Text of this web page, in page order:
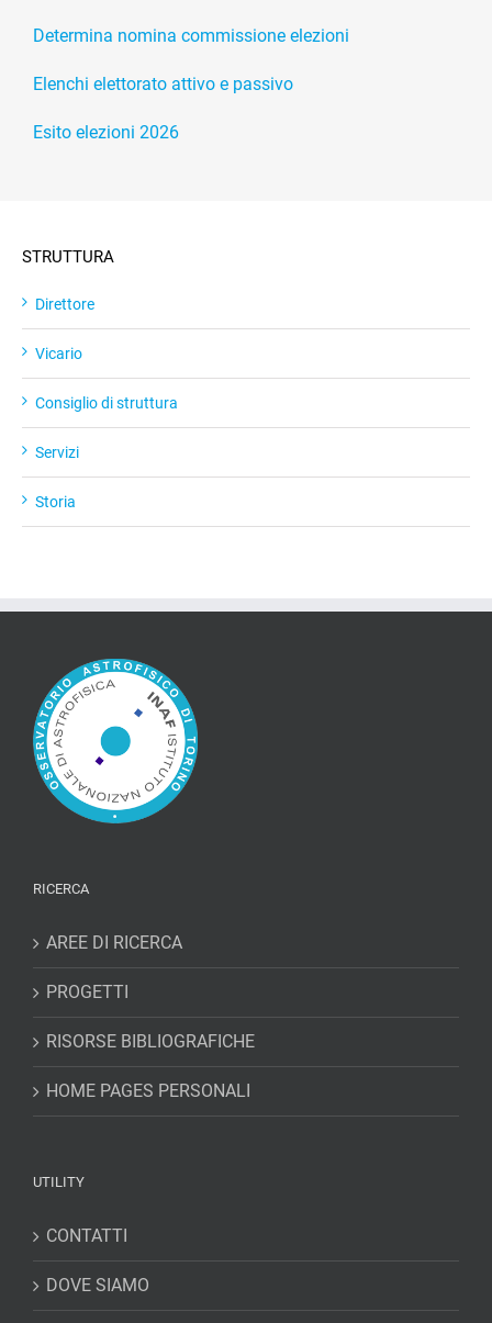
Determina nomina commissione elezioni
Elenchi elettorato attivo e passivo
Esito elezioni 2026
STRUTTURA
Direttore
Vicario
Consiglio di struttura
Servizi
Storia
RICERCA
AREE DI RICERCA
PROGETTI
RISORSE BIBLIOGRAFICHE
HOME PAGES PERSONALI
UTILITY
CONTATTI
DOVE SIAMO